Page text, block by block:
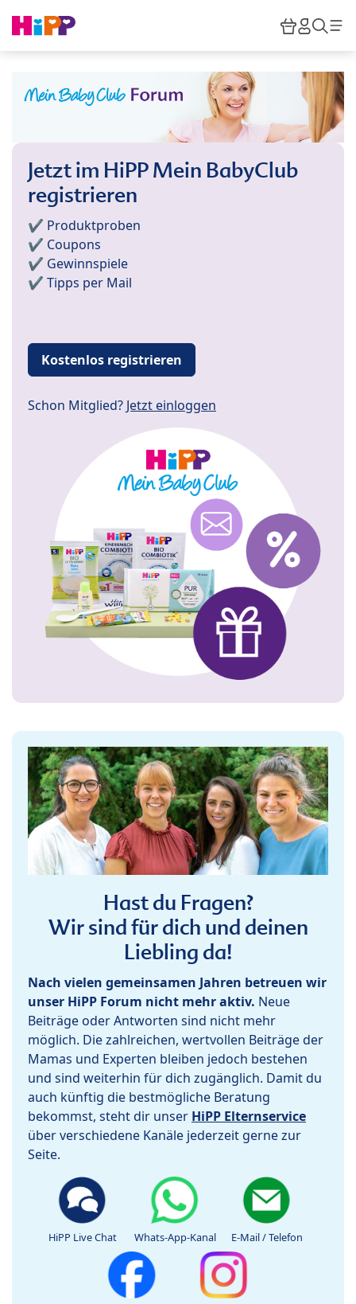
HiPP
Jetzt im HiPP Mein BabyClub
registrieren
✔️ Produktproben
✔️ Coupons
✔️ Gewinnspiele
✔️ Tipps per Mail
Kostenlos registrieren
Schon Mitglied? Jetzt einloggen
Hast du Fragen?
Wir sind für dich und deinen
Liebling da!
Nach vielen gemeinsamen Jahren betreuen wir
unser HiPP Forum nicht mehr aktiv. Neue
Beiträge oder Antworten sind nicht mehr
möglich. Die zahlreichen, wertvollen Beiträge der
Mamas und Experten bleiben jedoch bestehen
und sind weiterhin für dich zugänglich. Damit du
auch künftig die bestmögliche Beratung
bekommst, steht dir unser HiPP Elternservice
über verschiedene Kanäle jederzeit gerne zur
Seite.
HiPP Live Chat Whats-App-Kanal E-Mail / Telefon